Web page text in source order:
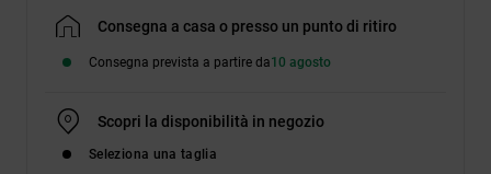
Consegna a casa o presso un punto di ritiro
Consegna prevista a partire da10 agosto
Scopri la disponibilità in negozio
Seleziona una taglia